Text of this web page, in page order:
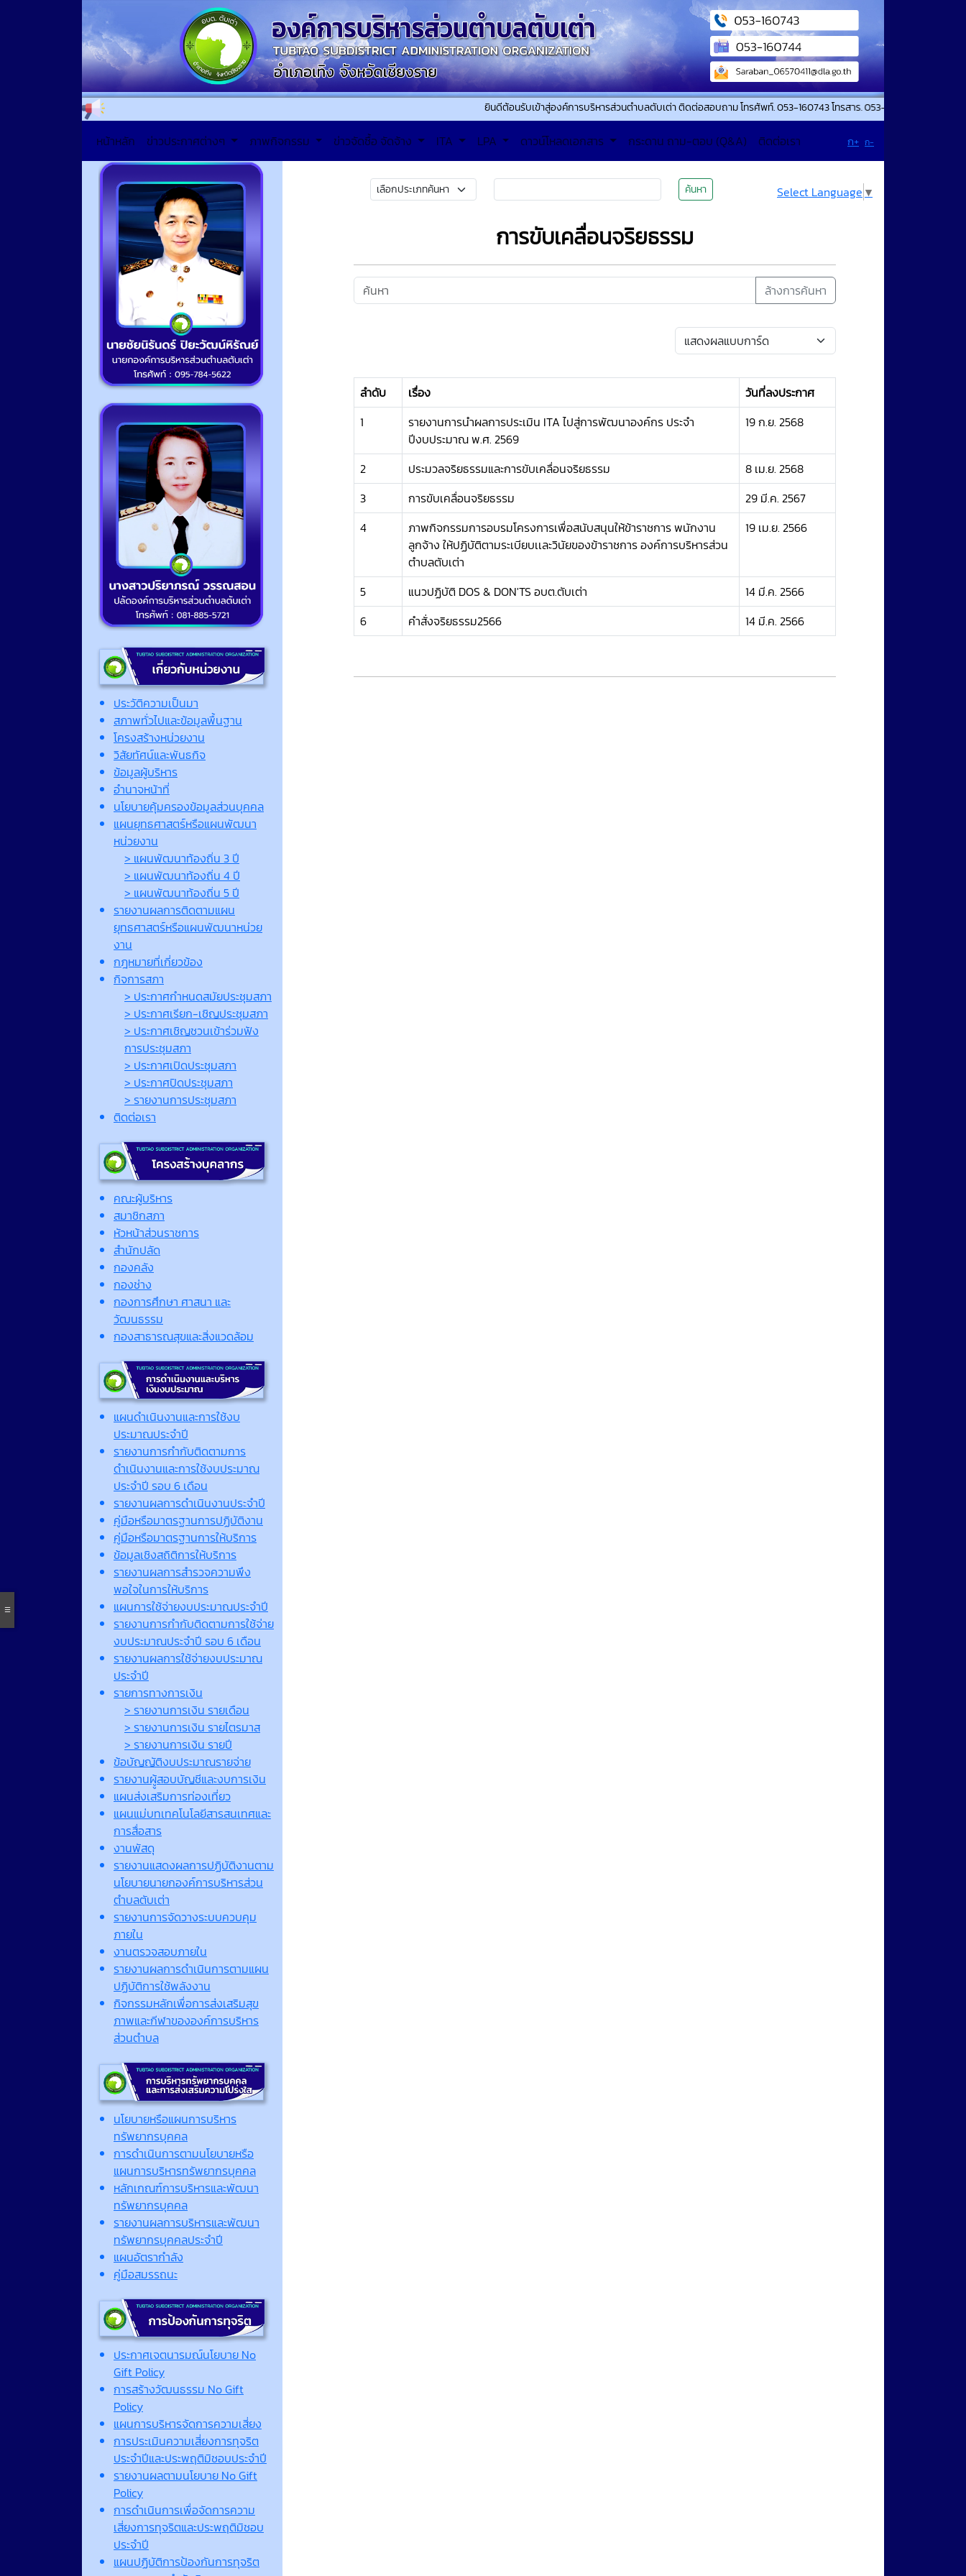
ยินดีต้อนรับเข้าสู่องค์การบริหารส่วนตำบลตับเต่า ติดต่อสอบถาม โทรศัพท์. 053-160743 โทรสาร. 053-160744 แจ้งเหตุสาธารณภัย
หน้าหลัก ข่าวประกาศต่างๆ ภาพกิจกรรม ข่าวจัดซื้อ จัดจ้าง ITA LPA ดาวน์โหลดเอกสาร กระดาน ถาม-ตอบ (Q&A) ติดต่อเรา ก+ ก-
ประวัติความเป็นมา
สภาพทั่วไปและข้อมูลพื้นฐาน
โครงสร้างหน่วยงาน
วิสัยทัศน์และพันธกิจ
ข้อมูลผู้บริหาร
อำนาจหน้าที่
นโยบายคุ้มครองข้อมูลส่วนบุคคล
แผนยุทธศาสตร์หรือแผนพัฒนา
หน่วยงาน
> แผนพัฒนาท้องถิ่น 3 ปี
> แผนพัฒนาท้องถิ่น 4 ปี
> แผนพัฒนาท้องถิ่น 5 ปี
รายงานผลการติดตามแผน
ยุทธศาสตร์หรือแผนพัฒนาหน่วย
งาน
กฎหมายที่เกี่ยวข้อง
กิจการสภา
> ประกาศกำหนดสมัยประชุมสภา
> ประกาศเรียก-เชิญประชุมสภา
> ประกาศเชิญชวนเข้าร่วมฟัง
การประชุมสภา
> ประกาศเปิดประชุมสภา
> ประกาศปิดประชุมสภา
> รายงานการประชุมสภา
ติดต่อเรา
คณะผู้บริหาร
สมาชิกสภา
หัวหน้าส่วนราชการ
สำนักปลัด
กองคลัง
กองช่าง
กองการศึกษา ศาสนา และ
วัฒนธรรม
กองสาธารณสุขและสิ่งแวดล้อม
แผนดำเนินงานและการใช้งบ
ประมาณประจำปี
รายงานการกำกับติดตามการ
ดำเนินงานและการใช้งบประมาณ
ประจำปี รอบ 6 เดือน
รายงานผลการดำเนินงานประจำปี
คู่มือหรือมาตรฐานการปฏิบัติงาน
คู่มือหรือมาตรฐานการให้บริการ
ข้อมูลเชิงสถิติการให้บริการ
รายงานผลการสำรวจความพึง
พอใจในการให้บริการ
แผนการใช้จ่ายงบประมาณประจำปี
รายงานการกำกับติดตามการใช้จ่าย
งบประมาณประจำปี รอบ 6 เดือน
รายงานผลการใช้จ่ายงบประมาณ
ประจำปี
รายการทางการเงิน
> รายงานการเงิน รายเดือน
> รายงานการเงิน รายไตรมาส
> รายงานการเงิน รายปี
ข้อบัญญัติงบประมาณรายจ่าย
รายงานผูู้สอบบัญชีและงบการเงิน
แผนส่งเสริมการท่องเที่ยว
แผนแม่บทเทคโนโลยีสารสนเทศและ
การสื่อสาร
งานพัสดุ
รายงานแสดงผลการปฏิบัติงานตาม
นโยบายนายกองค์การบริหารส่วน
ตำบลตับเต่า
รายงานการจัดวางระบบควบคุม
ภายใน
งานตรวจสอบภายใน
รายงานผลการดำเนินการตามแผน
ปฏิบัติการใช้พลังงาน
กิจกรรมหลักเพื่อการส่งเสริมสุข
ภาพและกีฬาขององค์การบริหาร
ส่วนตำบล
นโยบายหรือแผนการบริหาร
ทรัพยากรบุคคล
การดำเนินการตามนโยบายหรือ
แผนการบริหารทรัพยากรบุคคล
หลักเกณฑ์การบริหารและพัฒนา
ทรัพยากรบุคคล
รายงานผลการบริหารและพัฒนา
ทรัพยากรบุคคลประจำปี
แผนอัตรากำลัง
คู่มือสมรรถนะ
ประกาศเจตนารมณ์นโยบาย No
Gift Policy
การสร้างวัฒนธรรม No Gift
Policy
แผนการบริหารจัดการความเสี่ยง
การประเมินความเสี่ยงการทุจริต
ประจำปีและประพฤติมิชอบประจำปี
รายงานผลตามนโยบาย No Gift
Policy
การดำเนินการเพื่อจัดการความ
เสี่ยงการทุจริตและประพฤติมิชอบ
ประจำปี
แผนปฏิบัติการป้องกันการทุจริต
ค้นหา Select Language ▼
การขับเคลื่อนจริยธรรม
ล้างการค้นหา
ลำดับ เรื่อง
วันที่ลงประกาศ
1
รายงานการนำผลการประเมิน ITA ไปสู่การพัฒนาองค์กร ประจำ
ปีงบประมาณ พ.ศ. 2569
19 ก.ย. 2568
2 ประมวลจริยธรรมและการขับเคลื่อนจริยธรรม
8 เม.ย. 2568
3
การขับเคลื่อนจริยธรรม
29 มี.ค. 2567
4
ภาพกิจกรรมการอบรมโครงการเพื่อสนับสนุนให้ข้าราชการ พนักงาน
ลูกจ้าง ให้ปฏิบัติตามระเบียบเเละวินัยของข้าราชการ องค์การบริหารส่วน
ตำบลตับเต่า
19 เม.ย. 2566
5 แนวปฏิบัติ DOS & DON'TS อบต.ตับเต่า
14 มี.ค. 2566
6
คำสั่งจริยธรรม2566 14 มี.ค. 2566